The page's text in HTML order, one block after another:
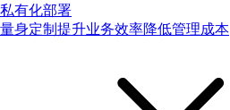
私有化部署
量身定制提升业务效率降低管理成本